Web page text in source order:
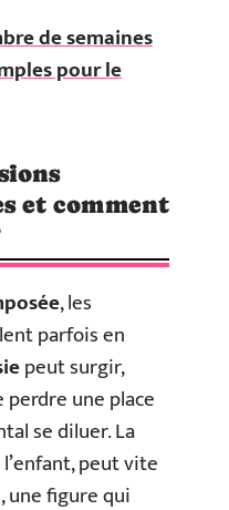
de semaines
pour le
et comment
, les
parfois en
peut surgir,
une place
se diluer. La
peut vite
une figure qui